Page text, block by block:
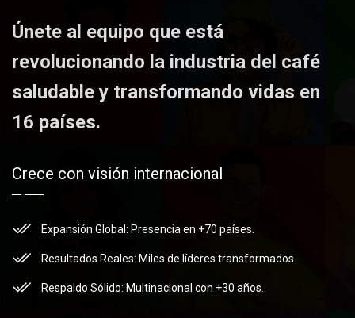
Únete al equipo que está
revolucionando la industria del café
saludable y transformando vidas en
16 países.
Crece con visión internacional
Expansión Global: Presencia en +70 países.
Resultados Reales: Miles de líderes transformados.
Respaldo Sólido: Multinacional con +30 años.